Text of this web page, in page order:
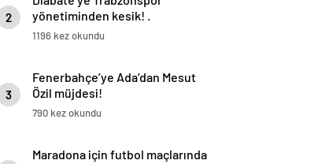
2
yönetiminden kesik! .
1196 kez okundu
3
Fenerbahçe’ye Ada’dan Mesut
Özil müjdesi!
790 kez okundu
Maradona için futbol maçlarında